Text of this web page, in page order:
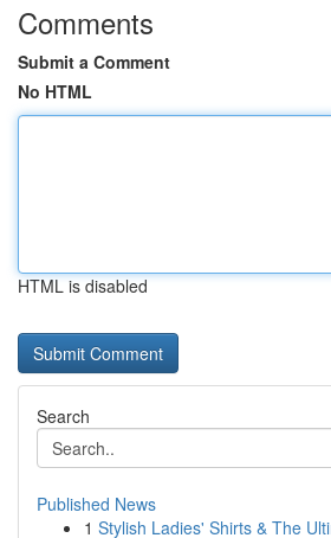
Comments
Submit a Comment
No HTML
HTML is disabled
Search
Published News
1 Stylish Ladies' Shirts & The